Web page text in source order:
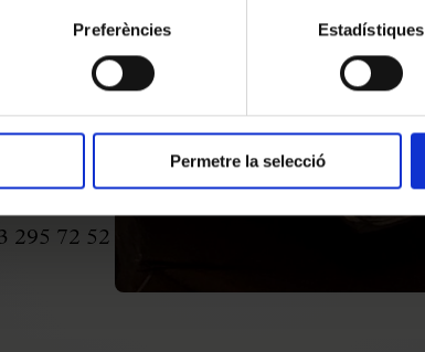
Preferències Estadístiques
Permetre la selecció
Si teniu
ofereix
les
i eines
295 72 52